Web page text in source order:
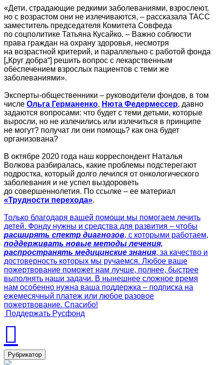
«Дети, страдающие редкими заболеваниями, взрослеют,
но с возрастом они не излечиваются, – рассказала ТАСС
заместитель председателя Комитета Совфеда
по соцполитике Татьяна Кусайко. – Важно соблюсти
права граждан на охрану здоровья, несмотря
на возрастной критерий, и параллельно с работой фонда
[„Круг добра“] решить вопрос с лекарственным
обеспечением взрослых пациентов с теми же
заболеваниями».
Эксперты-общественники – руководители фондов, в том
числе Ольга Германенко, Нюта Федермессер, давно
задаются вопросами: что будет с теми детьми, которые
выросли, но не излечились или излечиться в принципе
не могут? получат ли они помощь? как она будет
организована?
В октябре 2020 года наш корреспондент Наталья
Волкова разбиралась, какие проблемы подстерегают
подростка, который долго лечился от онкологического
заболевания и не успел выздороветь
до совершеннолетия. По ссылке – ее материал
«Трудности перехода».
Только благодаря вашей помощи мы помогаем лечить
детей. Фонду нужны и средства для развития – чтобы
расширять спектр диагнозов, с которыми работаем,
поддерживать новые методы лечения,
распространять медицинские знания, за качество и
достоверность которых мы ручаемся. Любое ваше
пожертвование поможет нам лучше, полнее, быстрее
выполнять наши задачи. В нынешнее сложное время
нам особенно нужна ваша поддержка – подписка на
ежемесячный платеж или любое разовое
пожертвование. Спасибо!
Поддержать Русфонд
Рубрикатор